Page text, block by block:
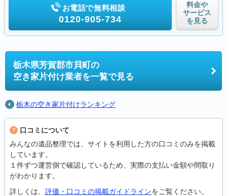
お電話で無料相談
0120-905-734
料金や
サービス
を見る
栃木県芳賀郡市貝町の
空き家片付け業者を一覧で見る
栃木の空き家片付けランキング
口コミについて
みんなの遺品整理では、サイトを利用した方の口コミのみを掲載
しています。
１件ずつ運営側で確認しているため、実際の支払い金額や間取り
がわかります。
詳しくは、 評価・口コミの掲載ガイドラインをご覧ください。